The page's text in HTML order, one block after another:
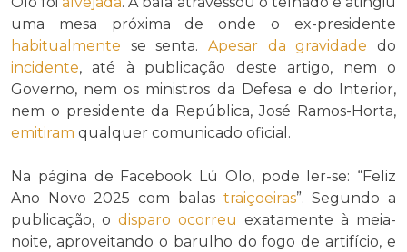
uma mesa próxima de onde o ex-presidente
habitualmente se senta. Apesar da gravidade do
incidente, até à publicação deste artigo, nem o
Governo, nem os ministros da Defesa e do Interior,
nem o presidente da República, José Ramos-Horta,
emitiram qualquer comunicado oficial.
Na página de Facebook Lú Olo, pode ler-se: “Feliz
Ano Novo 2025 com balas traiçoeiras”. Segundo a
publicação, o disparo ocorreu exatamente à meia-
noite, aproveitando o barulho do fogo de artifício, e